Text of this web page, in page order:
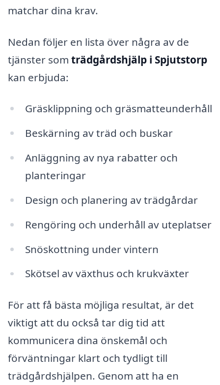
matchar dina krav.
Nedan följer en lista över några av de
tjänster som trädgårdshjälp i Spjutstorp
kan erbjuda:
Gräsklippning och gräsmatteunderhåll
Beskärning av träd och buskar
Anläggning av nya rabatter och
planteringar
Design och planering av trädgårdar
Rengöring och underhåll av uteplatser
Snöskottning under vintern
Skötsel av växthus och krukväxter
För att få bästa möjliga resultat, är det
viktigt att du också tar dig tid att
kommunicera dina önskemål och
förväntningar klart och tydligt till
trädgårdshjälpen. Genom att ha en